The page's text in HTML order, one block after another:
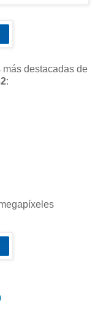
destacadas de
: